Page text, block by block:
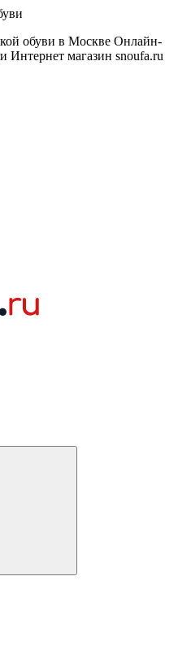
обуви в Москве Онлайн-
Интернет магазин snoufa.ru